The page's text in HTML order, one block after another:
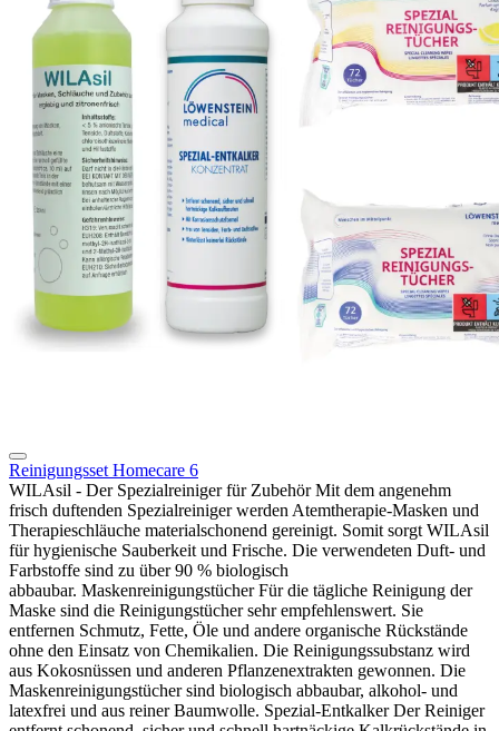
Reinigungsset Homecare 6
WILAsil - Der Spezialreiniger für Zubehör Mit dem angenehm
frisch duftenden Spezialreiniger werden Atemtherapie-Masken und
Therapieschläuche materialschonend gereinigt. Somit sorgt WILAsil
für hygienische Sauberkeit und Frische. Die verwendeten Duft- und
Farbstoffe sind zu über 90 % biologisch
abbaubar. Maskenreinigungstücher Für die tägliche Reinigung der
Maske sind die Reinigungstücher sehr empfehlenswert. Sie
entfernen Schmutz, Fette, Öle und andere organische Rückstände
ohne den Einsatz von Chemikalien. Die Reinigungssubstanz wird
aus Kokosnüssen und anderen Pflanzenextrakten gewonnen. Die
Maskenreinigungstücher sind biologisch abbaubar, alkohol- und
latexfrei und aus reiner Baumwolle. Spezial-Entkalker Der Reiniger